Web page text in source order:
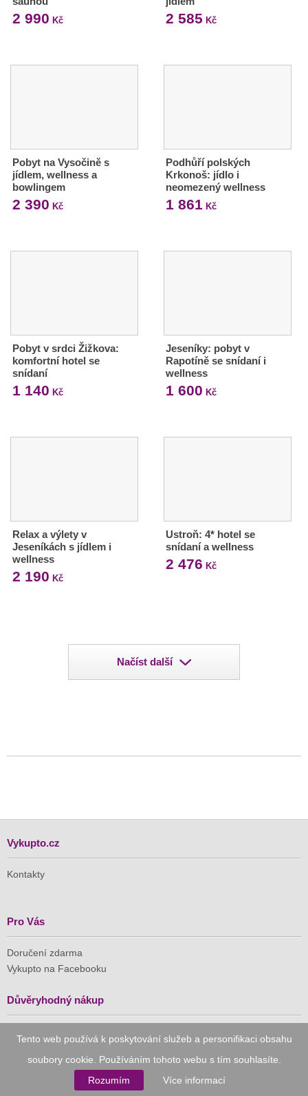
Tento web používá k poskytování služeb a personifikaci obsahu
soubory cookie. Používáním tohoto webu s tím souhlasíte.
Rozumím
Více informací
2 990 Kč 2 585 Kč
Pobyt na Vysočině s
jídlem, wellness a
bowlingem
2 390 Kč
Podhůří polských
Krkonoš: jídlo i
neomezený wellness
1 861 Kč
Pobyt v srdci Žižkova:
komfortní hotel se
snídaní
1 140 Kč
Jeseníky: pobyt v
Rapotíně se snídaní i
wellness
1 600 Kč
Relax a výlety v
Jeseníkách s jídlem i
wellness
2 190 Kč
Ustroň: 4* hotel se
snídaní a wellness
2 476 Kč
Načíst další
Vykupto.cz
Kontakty
Pro Vás
Doručení zdarma
Vykupto na Facebooku
Důvěryhodný nákup
Naše společnost je členem Asociace pro elektronickou
komerci (APEK)